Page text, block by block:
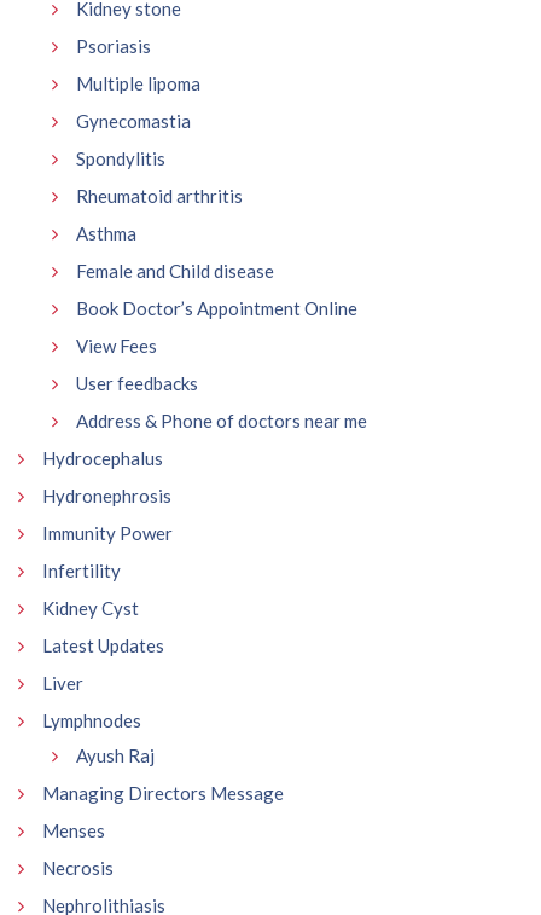
Kidney stone
Psoriasis
Multiple lipoma
Gynecomastia
Spondylitis
Rheumatoid arthritis
Asthma
Female and Child disease
Book Doctor’s Appointment Online
View Fees
User feedbacks
Address & Phone of doctors near me
Hydrocephalus
Hydronephrosis
Immunity Power
Infertility
Kidney Cyst
Latest Updates
Liver
Lymphnodes
Ayush Raj
Managing Directors Message
Menses
Necrosis
Nephrolithiasis